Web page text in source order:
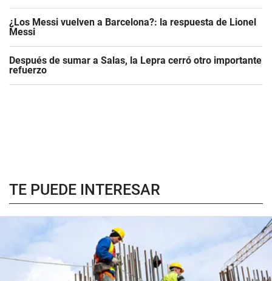
¿Los Messi vuelven a Barcelona?: la respuesta de Lionel
Messi
Después de sumar a Salas, la Lepra cerró otro importante
refuerzo
TE PUEDE INTERESAR